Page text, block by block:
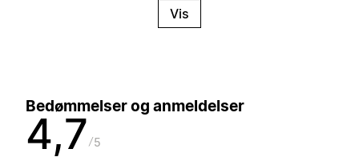
Vis
Bedømmelser og anmeldelser
4,7 5